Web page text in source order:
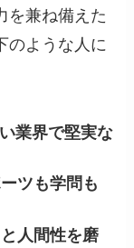
を兼ね備えた
のような人に
業界で堅実な
ツも学問も
人間性を磨